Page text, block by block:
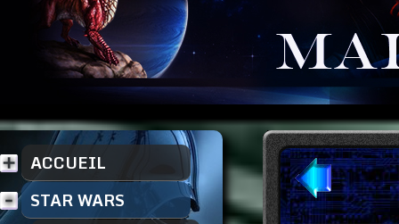
ACCUEIL
STAR WARS